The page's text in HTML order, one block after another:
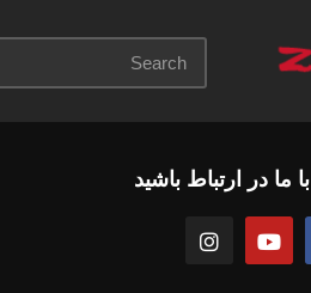
با ما در ارتباط باشید